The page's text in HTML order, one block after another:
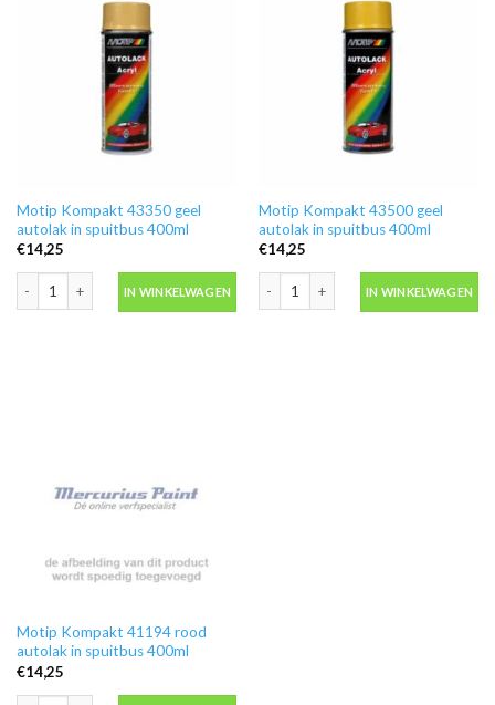
Motip Kompakt 43350 geel
autolak in spuitbus 400ml
€14,25
Motip Kompakt 43350 geel autolak in spuitbus 400ml aantal
IN WINKELWAGEN
Motip Kompakt 43500 geel
autolak in spuitbus 400ml
€14,25
Motip Kompakt 43500 geel autolak
IN WINKELWAGEN
Motip Kompakt 41194 rood
autolak in spuitbus 400ml
€14,25